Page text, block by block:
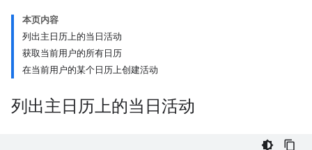
本页内容
列出主日历上的当日活动
获取当前用户的所有日历
在当前用户的某个日历上创建活动
列出主日历上的当日活动